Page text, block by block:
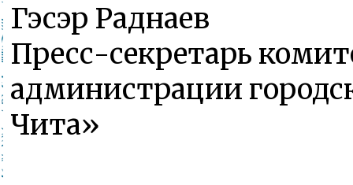
Гэсэр Раднаев
Пресс-секретарь
администрации
Чита»